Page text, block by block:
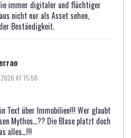
immer digitaler und flüchtiger
nicht nur als Asset sehen,
Beständigkeit.
AT 15:50
Text über Immobilien!!! Wer glaubt
Mythos...?? Die Blase platzt doch
alles...!!!